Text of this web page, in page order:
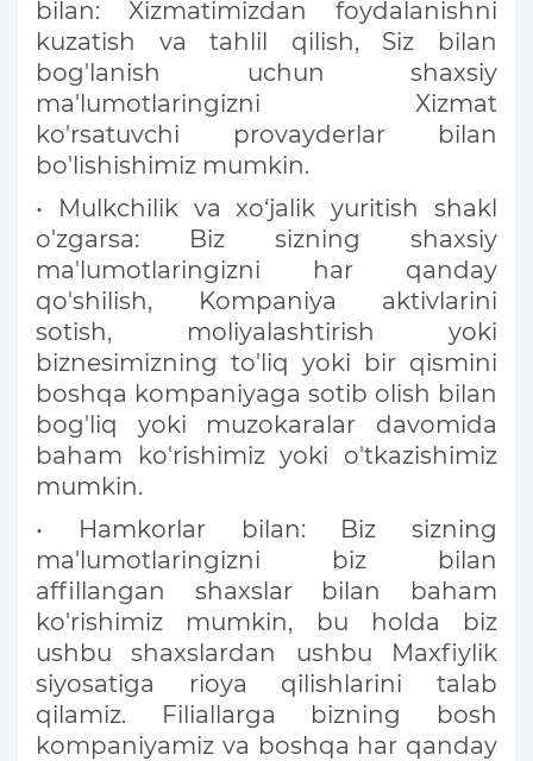
bilan: Xizmatimizdan foydalanishni
kuzatish va tahlil qilish, Siz bilan
bog'lanish uchun shaxsiy
ma'lumotlaringizni Xizmat
ko'rsatuvchi provayderlar bilan
bo'lishishimiz mumkin.
• Mulkchilik va xo‘jalik yuritish shakl
o'zgarsa: Biz sizning shaxsiy
ma'lumotlaringizni har qanday
qo'shilish, Kompaniya aktivlarini
sotish, moliyalashtirish yoki
biznesimizning to'liq yoki bir qismini
boshqa kompaniyaga sotib olish bilan
bog'liq yoki muzokaralar davomida
baham ko'rishimiz yoki o'tkazishimiz
mumkin.
• Hamkorlar bilan: Biz sizning
ma'lumotlaringizni biz bilan
affillangan shaxslar bilan baham
ko'rishimiz mumkin, bu holda biz
ushbu shaxslardan ushbu Maxfiylik
siyosatiga rioya qilishlarini talab
qilamiz. Filiallarga bizning bosh
kompaniyamiz va boshqa har qanday